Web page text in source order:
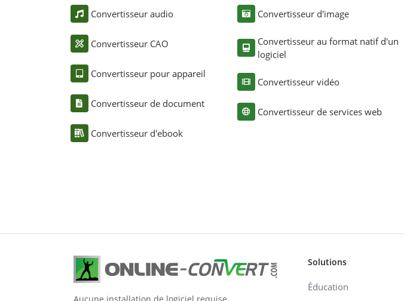
Convertisseur audio
Convertisseur CAO
Convertisseur pour appareil
Convertisseur de document
Convertisseur d'ebook
Convertisseur d'image
Convertisseur au format natif d'un
logiciel
Convertisseur vidéo
Convertisseur de services web
Aucune installation de logiciel requise.
Solutions
Éducation